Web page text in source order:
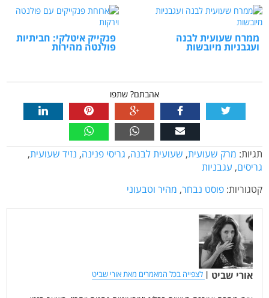
ממרח שעועית לבנה
ועגבניות מיובשות
פנקייק איטלקי: חביתיות
פולנטה מהירות
אהבתם? שתפו
תגיות: מרק שעועית, שעועית לבנה, גריסי פנינה, נזיד שעועית,
גריסים, עגבניות
קטגוריות: פוסט נבחר, מהיר וטבעוני
אורי שביט | לצפייה בכל המאמרים מאת אורי שביט